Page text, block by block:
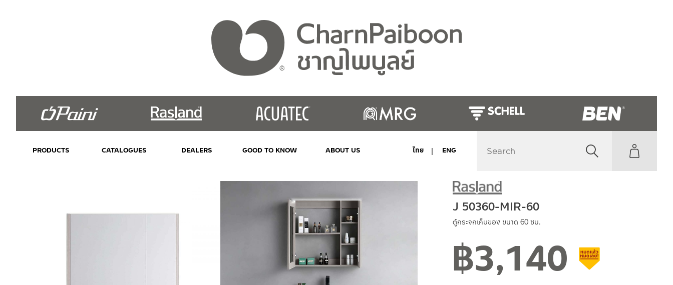
PRODUCTS CATALOGUES DEALERS GOOD TO KNOW ABOUT US ไทย ENG
J 50360-MIR-60
ตู้กระจกเก็บของ ขนาด 60 ซม.
฿3,140